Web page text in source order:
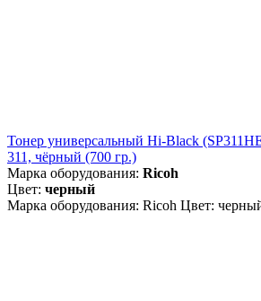
Тонер универсальный Hi-Black
311, чёрный (700 гр.)
Марка оборудования: Ricoh
Цвет: черный
Марка оборудования: Ricoh Цвет: